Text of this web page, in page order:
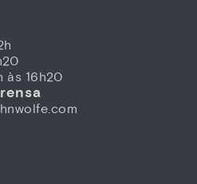
às 16h20